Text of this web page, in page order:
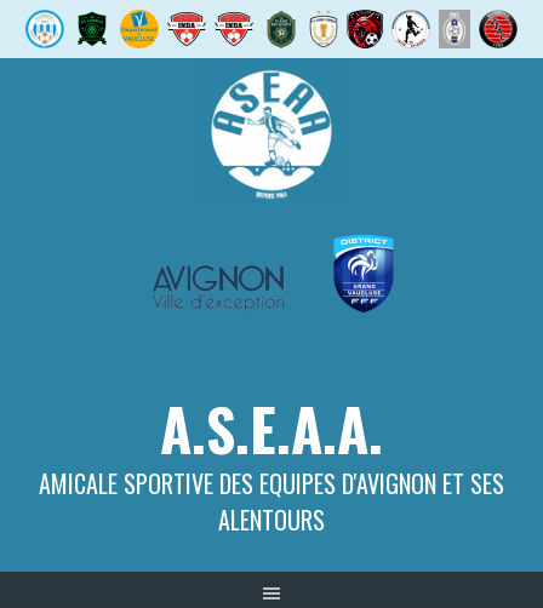
A.S.E.A.A.
AMICALE SPORTIVE DES EQUIPES D'AVIGNON ET SES
ALENTOURS